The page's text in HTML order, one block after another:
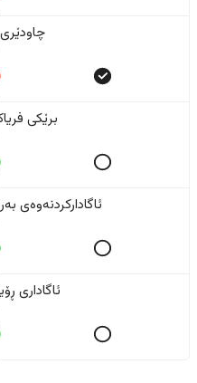
برێکی
ئاگادارکردنەوەی
ئاگاداری